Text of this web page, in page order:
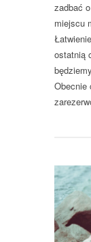
zadbać
miejscu
ostatnią
Obecnie